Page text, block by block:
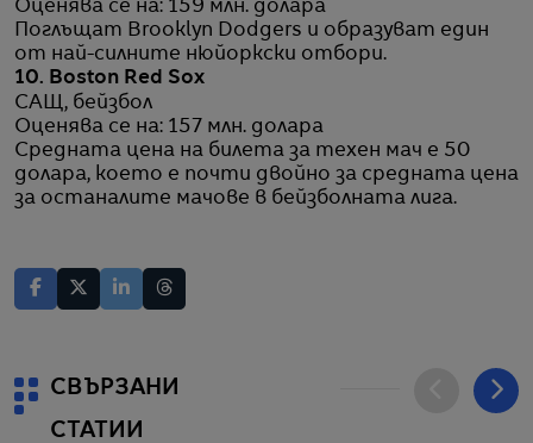
Оценява се на: 159 млн. долара
Поглъщат Brooklyn Dodgers и образуват един
от най-силните нюйоркски отбори.
10. Boston Red Sox
САЩ, бейзбол
Оценява се на: 157 млн. долара
Средната цена на билета за техен мач е 50
долара, което е почти двойно за средната цена
за останалите мачове в бейзболната лига.
СВЪРЗАНИ
СТАТИИ